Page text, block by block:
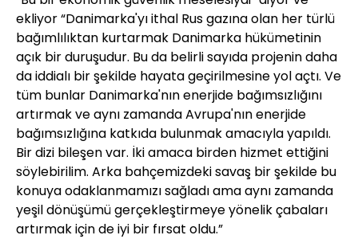
ekliyor “Danimarka'yı ithal Rus gazına olan her türlü
bağımlılıktan kurtarmak Danimarka hükümetinin
açık bir duruşudur. Bu da belirli sayıda projenin daha
da iddialı bir şekilde hayata geçirilmesine yol açtı. Ve
tüm bunlar Danimarka'nın enerjide bağımsızlığını
artırmak ve aynı zamanda Avrupa'nın enerjide
bağımsızlığına katkıda bulunmak amacıyla yapıldı.
Bir dizi bileşen var. İki amaca birden hizmet ettiğini
söylebirilim. Arka bahçemizdeki savaş bir şekilde bu
konuya odaklanmamızı sağladı ama aynı zamanda
yeşil dönüşümü gerçekleştirmeye yönelik çabaları
artırmak için de iyi bir fırsat oldu.”